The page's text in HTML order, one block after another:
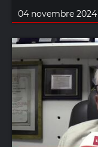
04 novembre 2024